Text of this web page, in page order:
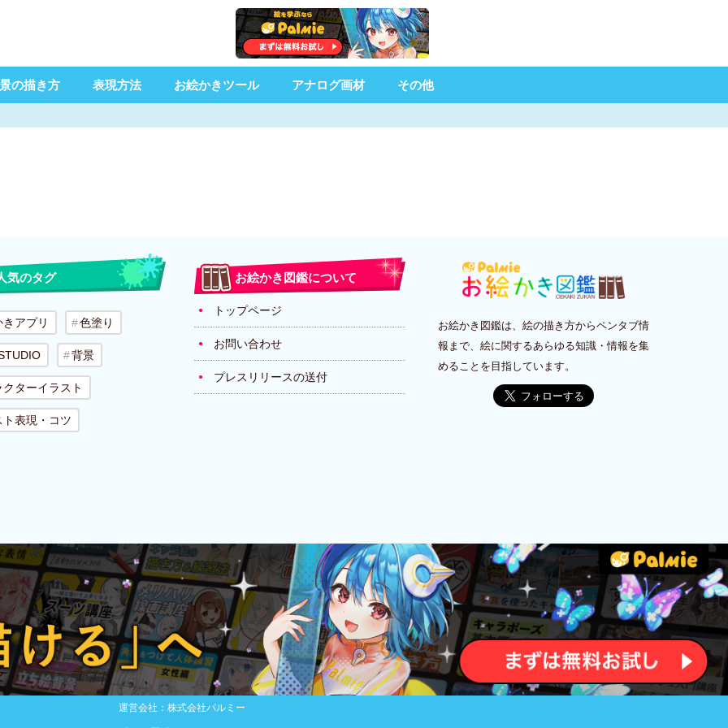
の描き方 表現方法 お絵かきツール アナログ画材 その他
気のタグ
アプリ 色塗り
背景
ターイラスト
ト表現・コツ
お絵かき図鑑について
トップページ
お問い合わせ
プレスリリースの送付
お絵かき図鑑は、絵の描き方からペンタブ情
報まで、絵に関するあらゆる知識・情報を集
めることを目指しています。
運営会社：株式会社パルミー